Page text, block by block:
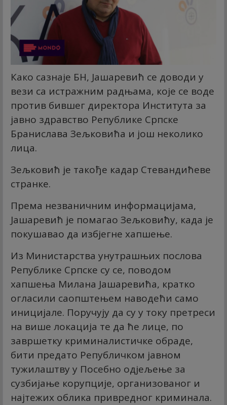
Како сазнаје БН, Јашаревић се доводи у
вези са истражним радњама, које се воде
против бившег директора Института за
јавно здравство Републике Српске
Бранислава Зељковића и још неколико
лица.
Зељковић је такође кадар Стевандићеве
странке.
Према незваничним информацијама,
Јашаревић је помагао Зељковићу, када је
покушавао да избјегне хапшење.
Из Министарства унутрашњих послова
Републике Српске су се, поводом
хапшења Милана Јашаревића, кратко
огласили саопштењем наводећи само
иницијале. Поручују да су у току претреси
на више локација те да ће лице, по
завршетку криминалистичке обраде,
бити предато Републичком јавном
тужилаштву у Посебно одјељење за
сузбијање корупције, организованог и
најтежих облика привредног криминала.